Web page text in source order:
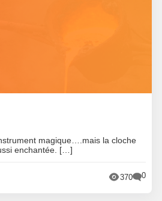
magique….mais la cloche
enchantée. […]
370 0